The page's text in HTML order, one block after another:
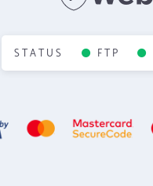
STATUS FTP